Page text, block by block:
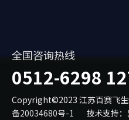
全国咨询热线
0512-6298
Copyright©2023 江苏百赛飞生
备20034680号-1
技术支持：